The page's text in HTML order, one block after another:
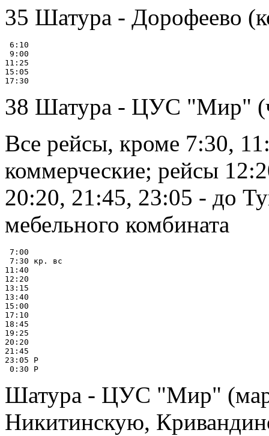
35 Шатура - Дорофеево
6:10
9:00
11:25
15:05
38 Шатура - ЦУС "Мир"
Все рейсы, кроме 7:30,
коммерческие; рейсы
20:20, 21:45, 23:05 - до
мебельного комбината
7:00
7:30 кр. вс
11:40
12:20
13:15
13:40
15:00
17:10
18:45
19:25
20:20
21:45
23:05 Р
Шатура - ЦУС "Мир"
Никитинскую,